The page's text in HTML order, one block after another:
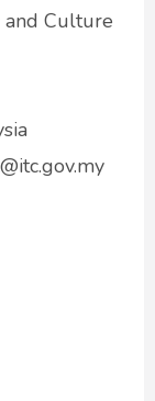
and Culture